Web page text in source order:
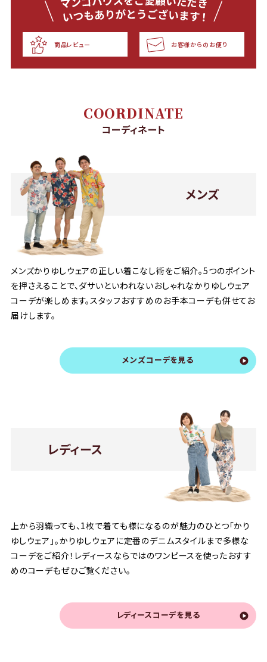
商品レビュー お客様からのお便り
COORDINATE
コーディネート
メンズ
メンズかりゆしウェアの正しい着こなし術をご紹介。5つのポイント
を押さえることで、ダサいといわれないおしゃれなかりゆしウェア
コーデが楽しめます。スタッフおすすめのお手本コーデも併せてお
届けします。
メンズコーデを見る
レディース
上から羽織っても、1枚で着ても様になるのが魅力のひとつ「かり
ゆしウェア」。かりゆしウェアに定番のデニムスタイルまで多様な
コーデをご紹介！レディースならではのワンピースを使ったおすす
めのコーデもぜひご覧ください。
レディースコーデを見る